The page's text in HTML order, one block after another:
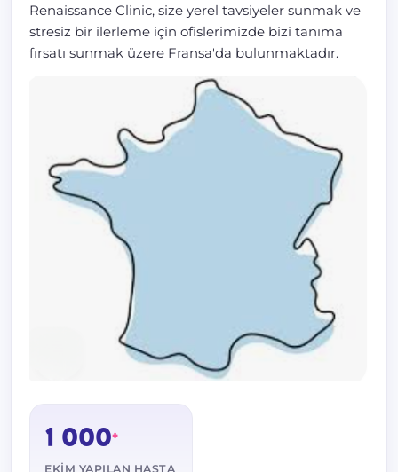
Renaissance Clinic, size yerel tavsiyeler sunmak ve
stresiz bir ilerleme için ofislerimizde bizi tanıma
fırsatı sunmak üzere Fransa'da bulunmaktadır.
1 000+
EKIM YAPILAN HASTA